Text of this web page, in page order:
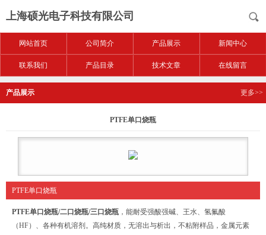
上海硕光电子科技有限公司
网站首页 公司简介 产品展示 新闻中心
联系我们 产品目录 技术文章 在线留言
产品展示 更多>>
PTFE单口烧瓶
PTFE单口烧瓶
PTFE单口烧瓶/二口烧瓶/三口烧瓶 ，能耐受强酸强碱、王水、氢氟酸
（HF）、各种有机溶剂。高纯材质，无溶出与析出，不粘附样品，金属元素